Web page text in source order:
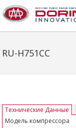
RU-H751CC
Технические Данные
Модель компрессора